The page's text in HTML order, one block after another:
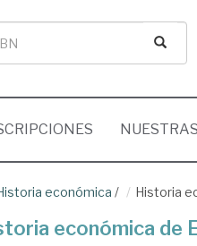
NUESTRAS
económica / Historia
económica de